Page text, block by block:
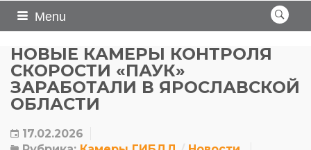
Menu
НОВЫЕ КАМЕРЫ КОНТРОЛЯ
СКОРОСТИ «ПАУК»
ЗАРАБОТАЛИ В ЯРОСЛАВСКОЙ
ОБЛАСТИ
17.02.2026